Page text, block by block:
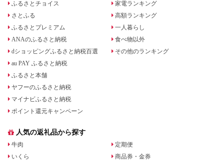
ふるさとチョイス
さとふる
ふるさとプレミアム
ANAのふるさと納税
dショッピングふるさと納税百選
au PAY ふるさと納税
ふるさと本舗
ヤフーのふるさと納税
マイナビふるさと納税
ポイント還元キャンペーン
家電ランキング
高額ランキング
一人暮らし
食べ物以外
その他のランキング
人気の返礼品から探す
牛肉
いくら
定期便
商品券・金券